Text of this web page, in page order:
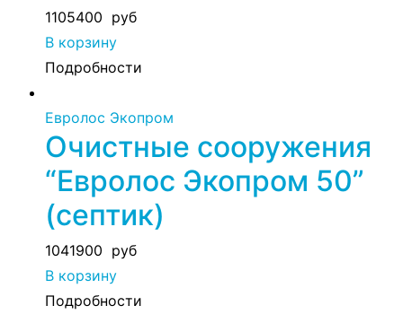
1105400 руб
В корзину
Подробности
Евролос Экопром
Очистные сооружения
“Евролос Экопром 50”
(септик)
1041900 руб
В корзину
Подробности